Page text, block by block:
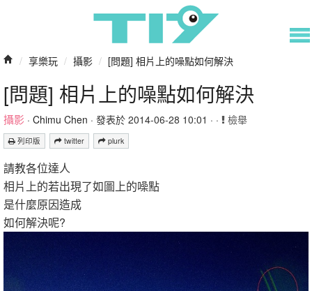
/ 享樂玩 / 攝影 / [問題] 相片上的噪點如何解決
[問題] 相片上的噪點如何解決
攝影 · Chimu Chen · 發表於 2014-06-28 10:01 · · 檢舉
列印版 twitter plurk
請教各位達人
相片上的若出現了如圖上的噪點
是什麼原因造成
如何解決呢?